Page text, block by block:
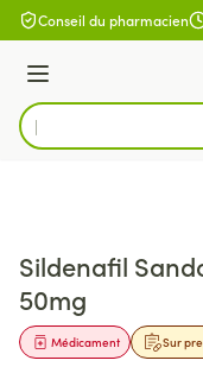
Aller au contenu
Conseil du pharmacien
Menu
Rechercher
Sildenafil
50mg
Sur
Médicament